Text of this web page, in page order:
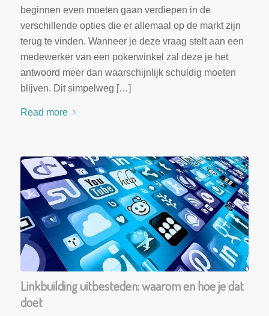
beginnen even moeten gaan verdiepen in de
verschillende opties die er allemaal op de markt zijn
terug te vinden. Wanneer je deze vraag stelt aan een
medewerker van een pokerwinkel zal deze je het
antwoord meer dan waarschijnlijk schuldig moeten
blijven. Dit simpelweg […]
Read more
Linkbuilding uitbesteden: waarom en hoe je dat
doet